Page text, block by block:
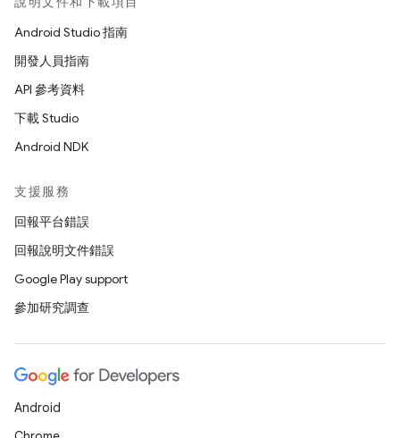
Android Studio 指南
開發人員指南
API 參考資料
下載 Studio
Android NDK
支援服務
回報平台錯誤
回報說明文件錯誤
Google Play support
參加研究調查
Android